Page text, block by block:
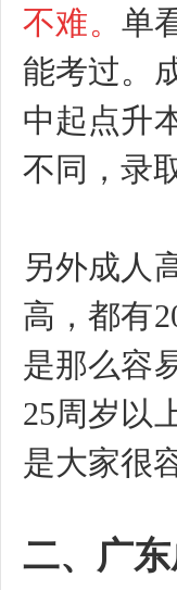
不难。单
能考过。
中起点升
不同，录
另外成人
高，都有
是那么容
25周岁以
是大家很
二、 广